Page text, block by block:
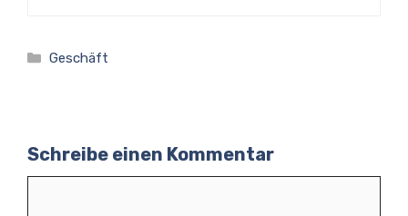
Kategorien
Geschäft
Schreibe einen Kommentar